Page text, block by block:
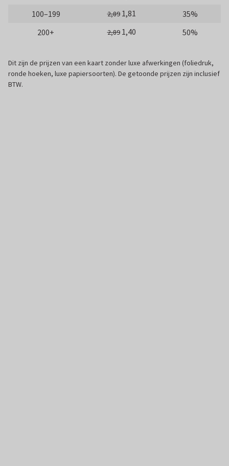
100–199
2,89 1,81
35%
200+
2,89 1,40 50%
Dit zijn de prijzen van een kaart zonder luxe afwerkingen (foliedruk,
ronde hoeken, luxe papiersoorten). De getoonde prijzen zijn inclusief
BTW.